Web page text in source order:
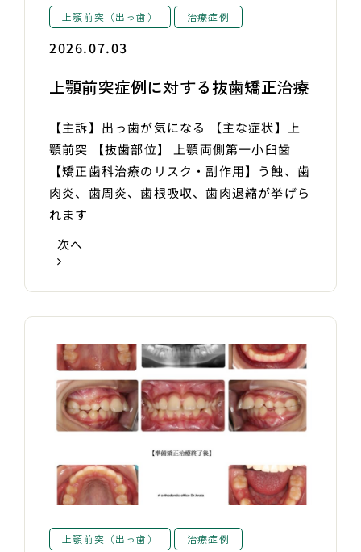
上顎前突（出っ歯） 治療症例
2026.07.03
上顎前突症例に対する抜歯矯正治療
【主訴】出っ歯が気になる 【主な症状】上
顎前突 【抜歯部位】 上顎両側第一小臼歯
【矯正歯科治療のリスク・副作用】う蝕、歯
肉炎、歯周炎、歯根吸収、歯肉退縮が挙げら
れます
次へ
上顎前突（出っ歯） 治療症例